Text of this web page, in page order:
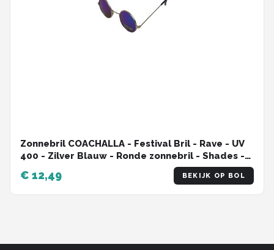
Zonnebril COACHALLA - Festival Bril - Rave - UV
400 - Zilver Blauw - Ronde zonnebril - Shades -
€ 12,49 BEKIJK OP BOL